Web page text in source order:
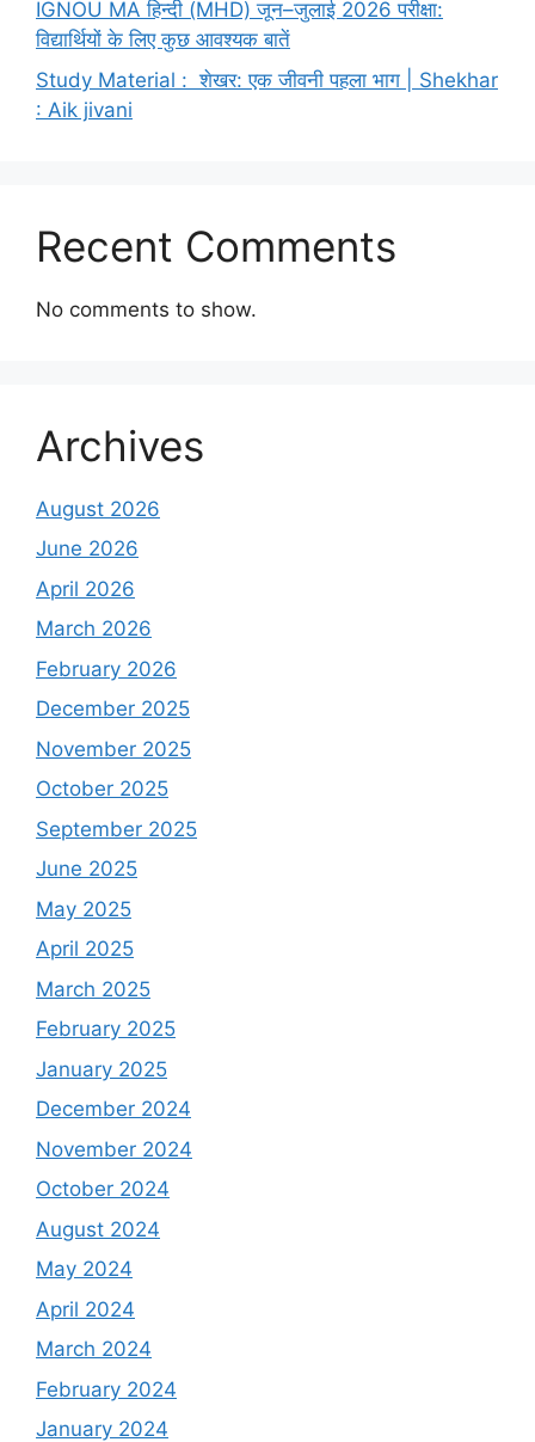
IGNOU MA हिन्दी (MHD) जून–जुलाई 2026 परीक्षा:
विद्यार्थियों के लिए कुछ आवश्यक बातें
Study Material : शेखर: एक जीवनी पहला भाग | Shekhar
: Aik jivani
Recent Comments
No comments to show.
Archives
August 2026
June 2026
April 2026
March 2026
February 2026
December 2025
November 2025
October 2025
September 2025
June 2025
May 2025
April 2025
March 2025
February 2025
January 2025
December 2024
November 2024
October 2024
August 2024
May 2024
April 2024
March 2024
February 2024
January 2024